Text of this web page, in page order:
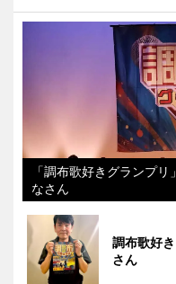
「調布歌好きグランプ
なさん
調布歌好
さん